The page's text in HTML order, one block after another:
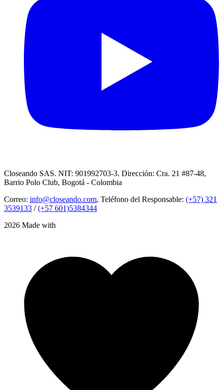
Closeando SAS. NIT: 901992703-3. Dirección: Cra. 21 #87-48,
Barrio Polo Club, Bogotá - Colombia
Correo: info@closeando.com, Teléfono del Responsable: (+57) 321
3539133 /(+57 601)5384344
2026 Made with